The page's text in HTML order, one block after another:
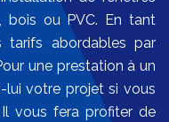
ou PVC. En tant
tarifs abordables par
une prestation à un
votre projet si vous
Il vous fera profiter de